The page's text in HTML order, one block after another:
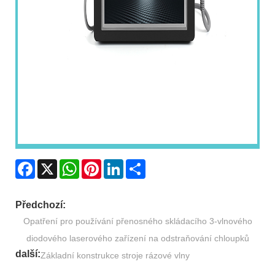
Facebook
X WhatsAppPinterestLinkedIn
Předchozí:
Opatření pro používání přenosného skládacího 3-vlnového
diodového laserového zařízení na odstraňování chloupků
další:Základní konstrukce stroje rázové vlny